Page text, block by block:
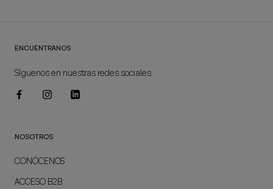
ENCUÉNTRANOS
SÍguenos en nuestras redes sociales:
NOSOTROS
CONÓCENOS
ACCESO B2B